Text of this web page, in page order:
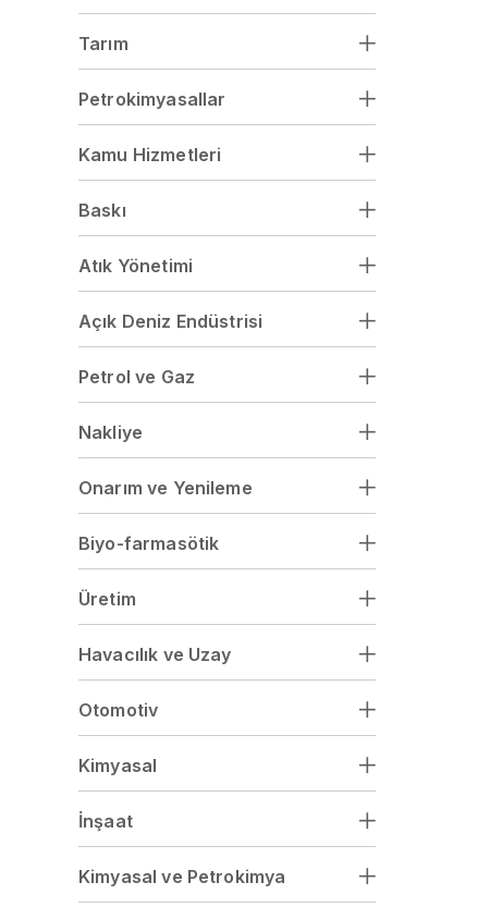
Tarım
Petrokimyasallar
Kamu Hizmetleri
Baskı
Atık Yönetimi
Açık Deniz Endüstrisi
Petrol ve Gaz
Nakliye
Onarım ve Yenileme
Biyo-farmasötik
Üretim
Havacılık ve Uzay
Otomotiv
Kimyasal
İnşaat
Kimyasal ve Petrokimya